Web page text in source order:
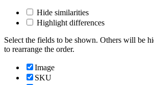
Hide similarities
Highlight differences
Select the fields to be shown. Others will be
to rearrange the order.
Image
SKU